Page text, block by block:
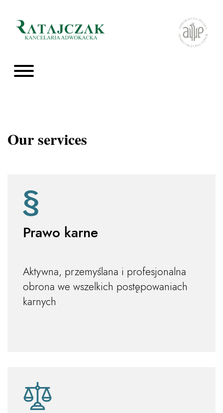
Our services
Prawo karne
Aktywna, przemyślana i profesjonalna
obrona we wszelkich postępowaniach
karnych